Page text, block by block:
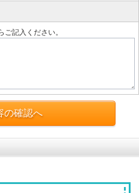
記入ください。
の確認へ